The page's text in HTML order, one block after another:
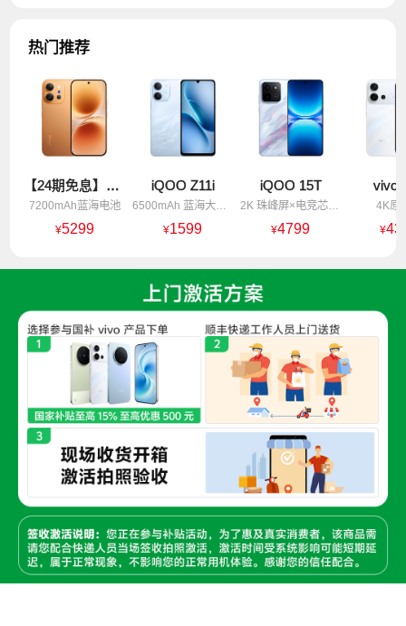
热门推荐
【24期免息】vivo X300 E
7200mAh蓝海电池
¥5299
iQOO Z11i
6500mAh 蓝海大电池
¥1599
iQOO 15T
2K 珠峰屏×电竞芯片Q3
¥4799
vivo
4K原
¥